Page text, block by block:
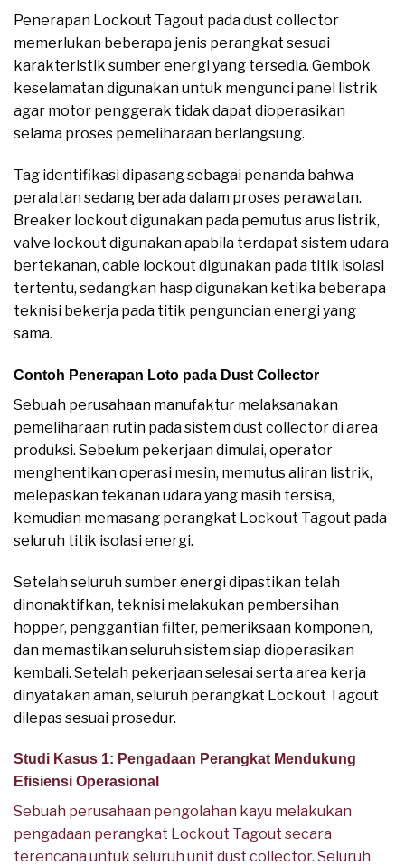
Penerapan Lockout Tagout pada dust collector
memerlukan beberapa jenis perangkat sesuai
karakteristik sumber energi yang tersedia. Gembok
keselamatan digunakan untuk mengunci panel listrik
agar motor penggerak tidak dapat dioperasikan
selama proses pemeliharaan berlangsung.
Tag identifikasi dipasang sebagai penanda bahwa
peralatan sedang berada dalam proses perawatan.
Breaker lockout digunakan pada pemutus arus listrik,
valve lockout digunakan apabila terdapat sistem udara
bertekanan, cable lockout digunakan pada titik isolasi
tertentu, sedangkan hasp digunakan ketika beberapa
teknisi bekerja pada titik penguncian energi yang
sama.
Contoh Penerapan Loto pada Dust Collector
Sebuah perusahaan manufaktur melaksanakan
pemeliharaan rutin pada sistem dust collector di area
produksi. Sebelum pekerjaan dimulai, operator
menghentikan operasi mesin, memutus aliran listrik,
melepaskan tekanan udara yang masih tersisa,
kemudian memasang perangkat Lockout Tagout pada
seluruh titik isolasi energi.
Setelah seluruh sumber energi dipastikan telah
dinonaktifkan, teknisi melakukan pembersihan
hopper, penggantian filter, pemeriksaan komponen,
dan memastikan seluruh sistem siap dioperasikan
kembali. Setelah pekerjaan selesai serta area kerja
dinyatakan aman, seluruh perangkat Lockout Tagout
dilepas sesuai prosedur.
Studi Kasus 1: Pengadaan Perangkat Mendukung
Efisiensi Operasional
Sebuah perusahaan pengolahan kayu melakukan
pengadaan perangkat Lockout Tagout secara
terencana untuk seluruh unit dust collector. Seluruh